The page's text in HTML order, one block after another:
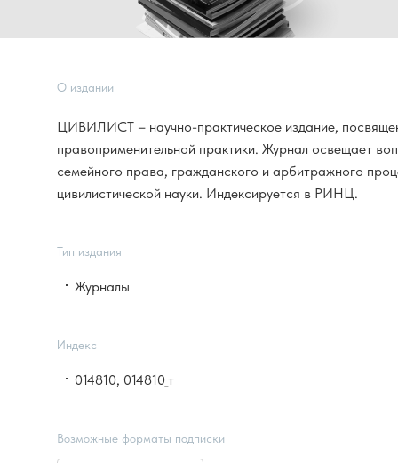
О издании
ЦИВИЛИСТ – научно-практическое издание,
правоприменительной практики. Журнал освещает
семейного права, гражданского и арбитражного
цивилистической науки. Индексируется в РИНЦ.
Тип издания
Журналы
Индекс
014810, 014810_т
Возможные форматы подписки